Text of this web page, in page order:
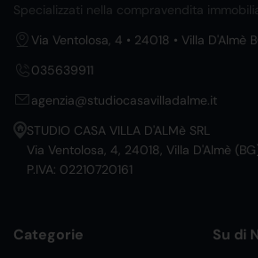
Specializzati nella compravendita
Via Ventolosa, 4 • 24018 • Villa D'Almè
035639911
agenzia@studiocasavilladalme.it
STUDIO CASA VILLA D'ALMè SRL
Via Ventolosa, 4, 24018, Villa D'Almè
P.IVA: 02210720161
Categorie Su di